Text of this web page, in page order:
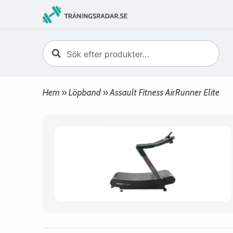
Hem »Löpband »Assault Fitness AirRunner Elite